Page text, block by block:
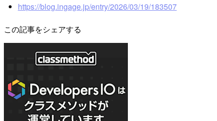
https://blog.ingage.jp/entry/2026/03/19/183507
この記事をシェアする